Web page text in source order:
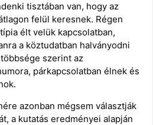
tisztában van, hogy az
felül keresnek. Régen
élt velük kapcsolatban,
a köztudatban halványodni
szerint az
párkapcsolatban élnek és
azonban mégsem választják
a kutatás eredményei alapján